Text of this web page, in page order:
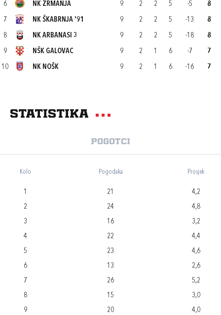
6 NK ZRMANJA 9 2 2 5 -5 8
7 NK ŠKABRNJA '91 9 2 2 5 -13 8
8 NK ARBANASI 3 9 2 2 5 -18 8
9 NŠK GALOVAC 9 2 1 6 -7 7
10 NK NOŠK 9 2 1 6 -16 7
Statistika
Pogotci
Kolo Pogodaka Prosjek
1 21
4,2
2
24
4,8
3
16
3,2
4
22
4,4
5
23
4,6
6
13
2,6
7
26
5,2
8
15
3,0
9
20 4,0